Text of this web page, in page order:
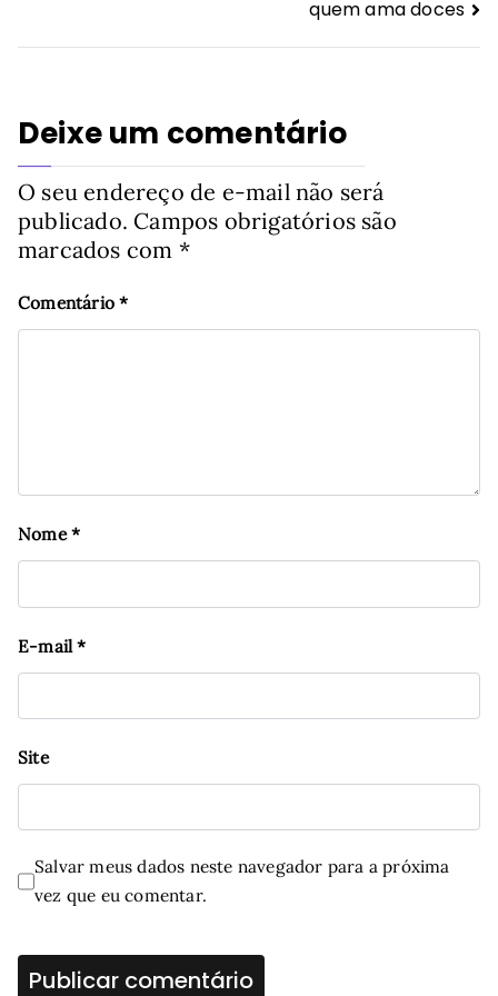
Post
quem ama doces
Deixe um comentário
O seu endereço de e-mail não será
publicado. Campos obrigatórios são
marcados com *
Comentário*
Nome*
E-mail*
Site
Salvar meus dados neste navegador para a próxima
vez que eu comentar.